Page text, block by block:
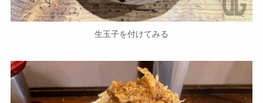
生玉子を付けてみる